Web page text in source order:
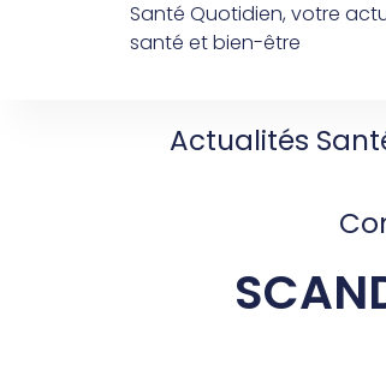
Santé Quotidien, votre
santé et bien-être
Actualités